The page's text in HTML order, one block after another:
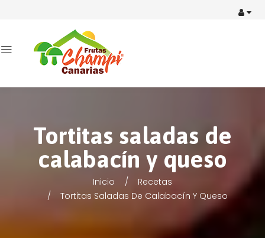
Tortitas saladas de
calabacín y queso
Inicio
Recetas
Tortitas Saladas De Calabacín Y Queso